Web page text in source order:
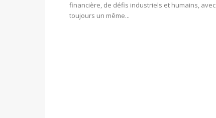
financière, de défis industriels et humains, avec
toujours un même...